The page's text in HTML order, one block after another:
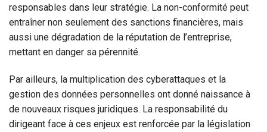
responsables dans leur stratégie. La non-conformité peut
entraîner non seulement des sanctions financières, mais
aussi une dégradation de la réputation de l’entreprise,
mettant en danger sa pérennité.
Par ailleurs, la multiplication des cyberattaques et la
gestion des données personnelles ont donné naissance à
de nouveaux risques juridiques. La responsabilité du
dirigeant face à ces enjeux est renforcée par la législation